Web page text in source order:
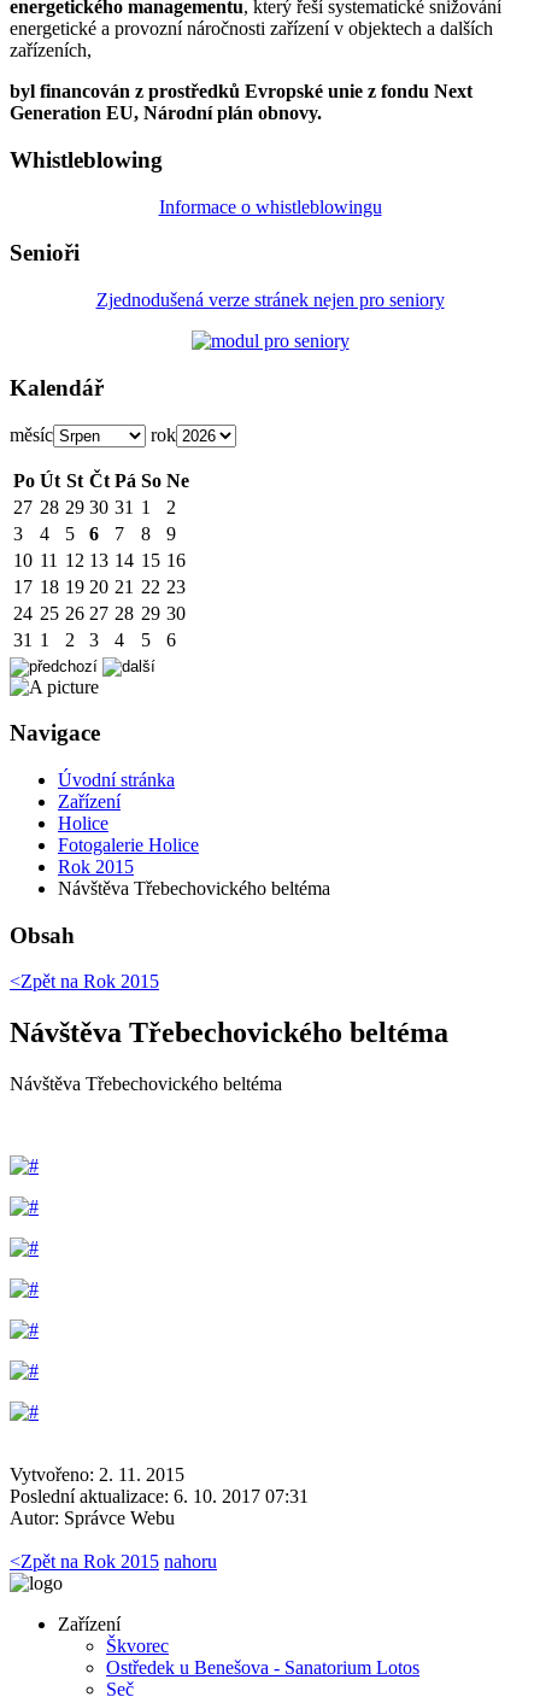
energetického managementu, který řeší systematické snižování
energetické a provozní náročnosti zařízení v objektech a dalších
zařízeních,
byl financován z prostředků Evropské unie z fondu Next
Generation EU, Národní plán obnovy.
Whistleblowing
Informace o whistleblowingu
Senioři
Zjednodušená verze stránek nejen pro seniory
Kalendář
měsíc rok
Po Út St Čt Pá So Ne
27 28 29 30 31 1
2
3
4 5 6 7 8
9
10 11 12 13 14 15 16
17 18 19 20 21 22 23
24 25 26 27 28 29 30
31 1 2 3 4 5 6
Navigace
Úvodní stránka
Zařízení
Holice
Fotogalerie Holice
Rok 2015
Návštěva Třebechovického beltéma
Obsah
<Zpět na Rok 2015
Návštěva Třebechovického beltéma
Návštěva Třebechovického beltéma
Vytvořeno: 2. 11. 2015
Poslední aktualizace: 6. 10. 2017 07:31
Autor: Správce Webu
<Zpět na Rok 2015 nahoru
Zařízení
Škvorec
Ostředek u Benešova - Sanatorium Lotos
Seč